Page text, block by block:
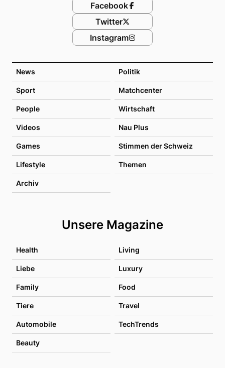
News Politik
Sport Matchcenter
People Wirtschaft
Videos Nau Plus
Games Stimmen der Schweiz
Lifestyle Themen
Archiv
Unsere Magazine
Health Living
Liebe Luxury
Family Food
Tiere Travel
Automobile TechTrends
Beauty
Facebook
Twitter
Instagram